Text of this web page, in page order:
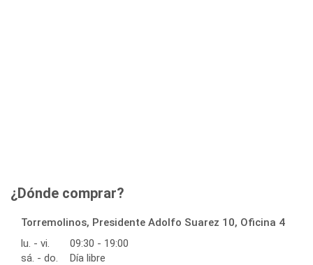
¿Dónde comprar?
Torremolinos, Presidente Adolfo Suarez 10, Oficina 4
lu. - vi.
09:30 - 19:00
sá. - do.
Día libre